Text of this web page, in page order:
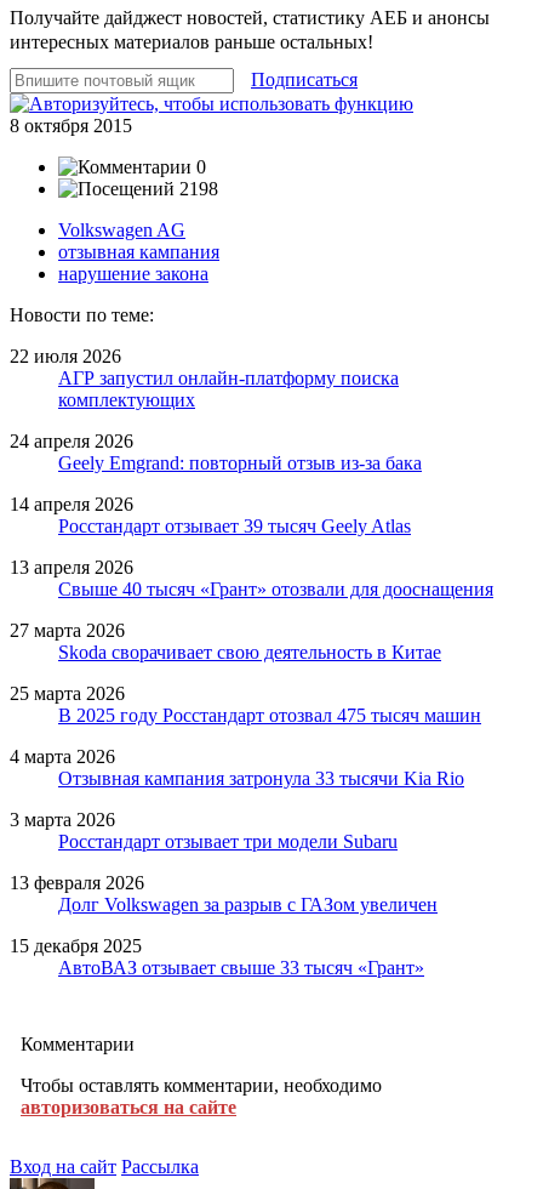
Получайте дайджест новостей, статистику АЕБ и анонсы
интересных материалов раньше остальных!
Подписаться
8 октября 2015
0
2198
Volkswagen AG
отзывная кампания
нарушение закона
Новости по теме:
22 июля 2026
АГР запустил онлайн-платформу поиска
комплектующих
24 апреля 2026
Geely Emgrand: повторный отзыв из-за бака
14 апреля 2026
Росстандарт отзывает 39 тысяч Geely Atlas
13 апреля 2026
Свыше 40 тысяч «Грант» отозвали для дооснащения
27 марта 2026
Skoda сворачивает свою деятельность в Китае
25 марта 2026
В 2025 году Росстандарт отозвал 475 тысяч машин
4 марта 2026
Отзывная кампания затронула 33 тысячи Kia Rio
3 марта 2026
Росстандарт отзывает три модели Subaru
13 февраля 2026
Долг Volkswagen за разрыв с ГАЗом увеличен
15 декабря 2025
АвтоВАЗ отзывает свыше 33 тысяч «Грант»
Комментарии
Чтобы оставлять комментарии, необходимо
авторизоваться на сайте
Вход на сайт Рассылка